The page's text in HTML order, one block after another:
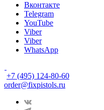
Вконтакте
Telegram
YouTube
Viber
Viber
WhatsApp
+7 (495) 124-80-60
order@fixpistols.ru